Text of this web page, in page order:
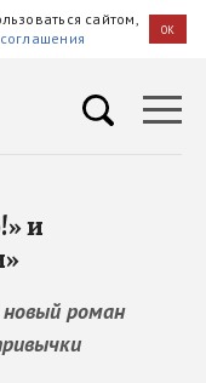
сайтом,
OK
и
новый роман